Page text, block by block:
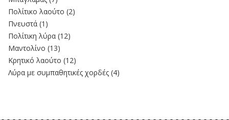
Πολίτικο λαούτο (2)
Πνευστά (1)
Πολίτικη λύρα (12)
Μαντολίνο (13)
Κρητικό λαούτο (12)
Λύρα με συμπαθητικές χορδές (4)